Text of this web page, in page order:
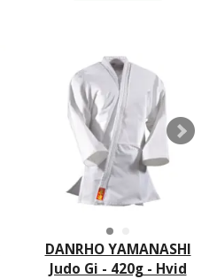
DANRHO YAMANASHI
Judo Gi - 420g - Hvid